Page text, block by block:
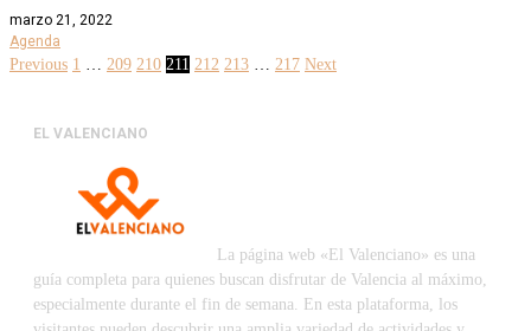
marzo 21, 2022
Agenda
Previous 1 209 210 211 212 213 217 Next
EL VALENCIANO
La página web «El Valenciano» es una
guía completa para quienes buscan disfrutar de Valencia al máximo,
especialmente durante el fin de semana. En esta plataforma, los